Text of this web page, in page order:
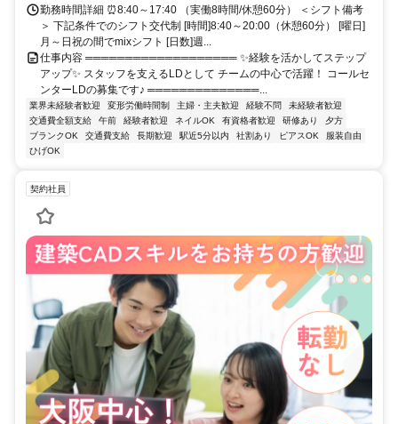
勤務時間詳細 ⏰8:40～17:40 （実働8時間/休憩60分） ＜シフト備考
＞ 下記条件でのシフト交代制 [時間]8:40～20:00（休憩60分） [曜日]
月～日祝の間でmixシフト [日数]週...
仕事内容 ═══════════════════ ✨経験を活かしてステップ
アップ✨ スタッフを支えるLDとして チームの中心で活躍！ コールセ
ンターLDの募集です♪ ══════════════...
業界未経験者歓迎 変形労働時間制 主婦・主夫歓迎 経験不問
未経験者歓迎
交通費全額支給
午前 経験者歓迎 ネイルOK 有資格者歓迎 研修あり
夕方
ブランクOK
交通費支給 長期歓迎 駅近5分以内 社割あり ピアスOK
服装自由
ひげOK
契約社員